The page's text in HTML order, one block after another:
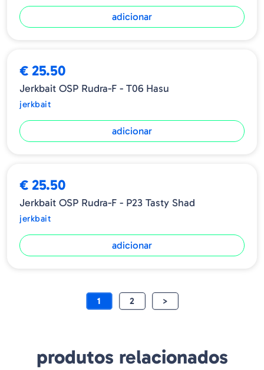
adicionar
€ 25.50
Jerkbait OSP Rudra-F - T06 Hasu
jerkbait
adicionar
€ 25.50
Jerkbait OSP Rudra-F - P23 Tasty Shad
jerkbait
adicionar
1 2 >
produtos relacionados